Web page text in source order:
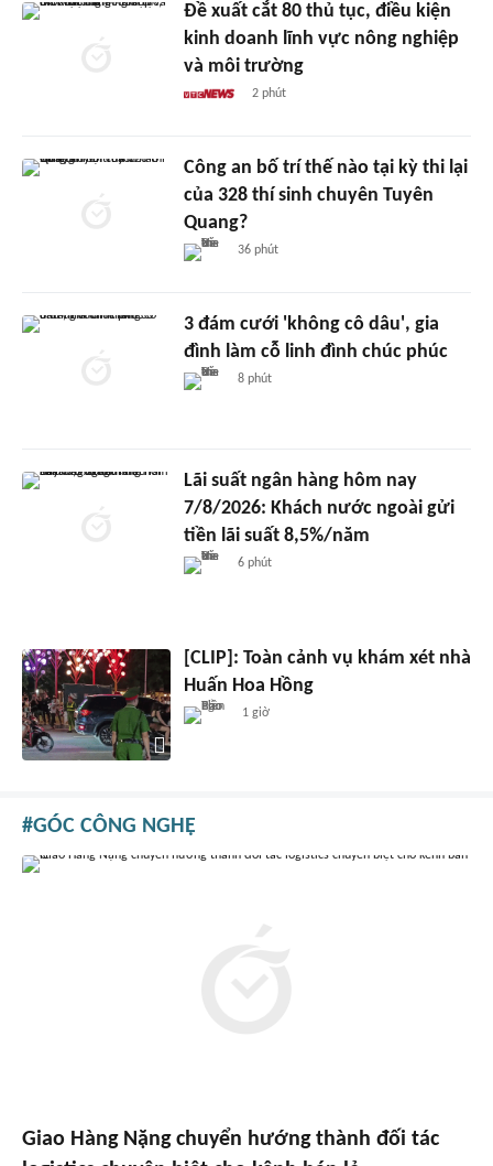
Đề xuất cắt 80 thủ tục, điều kiện
kinh doanh lĩnh vực nông nghiệp
và môi trường
2 phút
Công an bố trí thế nào tại kỳ thi lại
của 328 thí sinh chuyên Tuyên
Quang?
36 phút
3 đám cưới 'không cô dâu', gia
đình làm cỗ linh đình chúc phúc
8 phút
Lãi suất ngân hàng hôm nay
7/8/2026: Khách nước ngoài gửi
tiền lãi suất 8,5%/năm
6 phút
[CLIP]: Toàn cảnh vụ khám xét nhà
Huấn Hoa Hồng
1 giờ
GÓC CÔNG NGHỆ
Giao Hàng Nặng chuyển hướng thành đối tác